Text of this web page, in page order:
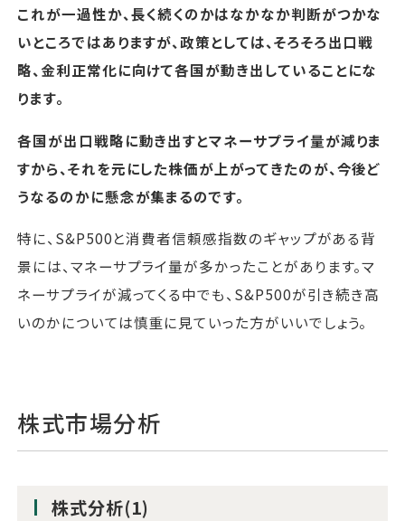
これが一過性か、長く続くのかはなかなか判断がつかな
いところではありますが、政策としては、そろそろ出口戦
略、金利正常化に向けて各国が動き出していることにな
ります。
各国が出口戦略に動き出すとマネーサプライ量が減りま
すから、それを元にした株価が上がってきたのが、今後ど
うなるのかに懸念が集まるのです。
特に、S&P500と消費者信頼感指数のギャップがある背
景には、マネーサプライ量が多かったことがあります。マ
ネーサプライが減ってくる中でも、S&P500が引き続き高
いのかについては慎重に見ていった方がいいでしょう。
株式市場分析
株式分析(1)